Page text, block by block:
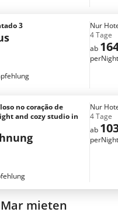
3
Nur
4 Tage
ab
perNight
no coração de
and cozy studio in
Nur
4 Tage
ab
perNight
mieten